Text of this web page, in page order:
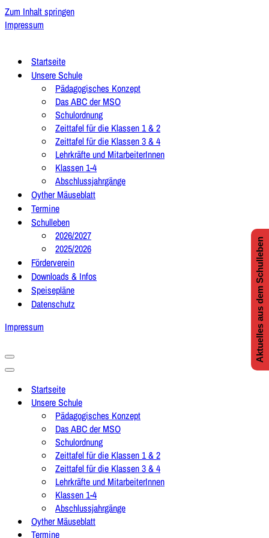
Zum Inhalt springen
Impressum
Startseite
Unsere Schule
Pädagogisches Konzept
Das ABC der MSO
Schulordnung
Zeittafel für die Klassen 1 & 2
Zeittafel für die Klassen 3 & 4
Lehrkräfte und MitarbeiterInnen
Klassen 1-4
Abschlussjahrgänge
Oyther Mäuseblatt
Termine
Schulleben
2026/2027
2025/2026
Förderverein
Downloads & Infos
Speisepläne
Datenschutz
Impressum
Navigationsmenü
Navigationsmenü
Startseite
Unsere Schule
Pädagogisches Konzept
Das ABC der MSO
Schulordnung
Zeittafel für die Klassen 1 & 2
Zeittafel für die Klassen 3 & 4
Lehrkräfte und MitarbeiterInnen
Klassen 1-4
Abschlussjahrgänge
Oyther Mäuseblatt
Termine
Aktuelles aus dem Schulleben